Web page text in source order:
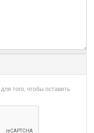
того, чтобы оставить